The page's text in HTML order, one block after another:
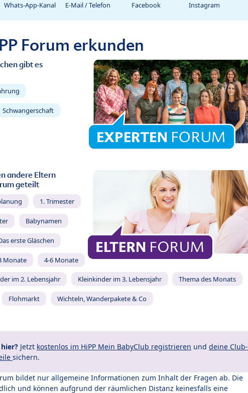
Whats-App-Kanal E-Mail / Telefon Facebook Instagram
Forum erkunden
gibt es
Schwangerschaft
andere Eltern
geteilt
1. Trimester
Babynamen
erste Gläschen
Monate 4-6 Monate
im 2. Lebensjahr Kleinkinder im 3. Lebensjahr Thema des Monats
Flohmarkt Wichteln, Wanderpakete & Co
Jetzt kostenlos im HiPP Mein BabyClub registrieren und deine Club-
sichern.
bildet nur allgemeine Informationen zum Inhalt der Fragen ab. Die
und können aufgrund der räumlichen Distanz keinesfalls eine